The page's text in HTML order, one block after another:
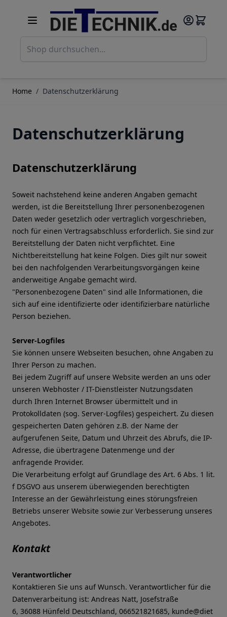
Home / Datenschutzerklärung
Datenschutzerklärung
Datenschutzerklärung
Soweit nachstehend keine anderen Angaben gemacht
werden, ist die Bereitstellung Ihrer personenbezogenen
Daten weder gesetzlich oder vertraglich vorgeschrieben,
noch für einen Vertragsabschluss erforderlich. Sie sind zur
Bereitstellung der Daten nicht verpflichtet. Eine
Nichtbereitstellung hat keine Folgen. Dies gilt nur soweit
bei den nachfolgenden Verarbeitungsvorgängen keine
anderweitige Angabe gemacht wird.
"Personenbezogene Daten" sind alle Informationen, die
sich auf eine identifizierte oder identifizierbare natürliche
Person beziehen.
Server-Logfiles
Sie können unsere Webseiten besuchen, ohne Angaben zu
Ihrer Person zu machen.
Bei jedem Zugriff auf unsere Website werden an uns oder
unseren Webhoster / IT-Dienstleister Nutzungsdaten
durch Ihren Internet Browser übermittelt und in
Protokolldaten (sog. Server-Logfiles) gespeichert. Zu diesen
gespeicherten Daten gehören z.B. der Name der
aufgerufenen Seite, Datum und Uhrzeit des Abrufs, die IP-
Adresse, die übertragene Datenmenge und der
anfragende Provider.
Die Verarbeitung erfolgt auf Grundlage des Art. 6 Abs. 1 lit.
f DSGVO aus unserem überwiegenden berechtigten
Interesse an der Gewährleistung eines störungsfreien
Betriebs unserer Website sowie zur Verbesserung unseres
Angebotes.
Kontakt
Verantwortlicher
Kontaktieren Sie uns auf Wunsch. Verantwortlicher für die
Datenverarbeitung ist: Andreas Natt, Josefstraße
6, 36088 Hünfeld Deutschland, 066521821685, kunde@diet